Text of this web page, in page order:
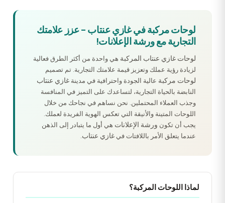
لوحات مركبة في غازي عنتاب – عزز علامتك
التجارية مع ورشة الإعلانات!
لوحات غازي عنتاب المركبة هي واحدة من أكثر الطرق فعالية
لزيادة رؤية عملك وتعزيز قيمة علامتك التجارية. تم تصميم
لوحات مركبة عالية الجودة واحترافية في مدينة غازي عنتاب
النابضة بالحياة التجارية، لتساعدك على التميز في المنافسة
وجذب العملاء المحتملين. نحن نساهم في نجاحك من خلال
اللوحات المتينة والأنيقة التي تعكس الهوية الفريدة لعملك.
يجب أن تكون ورشة الإعلانات هي أول ما يتبادر إلى الذهن
عندما يتعلق الأمر باللافتات في غازي عنتاب.
لماذا اللوحات المركبة؟